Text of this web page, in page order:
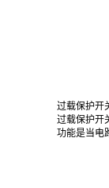
过载保护开
过载保护开
功能是当电